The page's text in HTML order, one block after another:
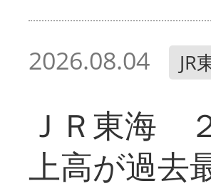
2026.08.04 JR
ＪＲ東海
上高が過去